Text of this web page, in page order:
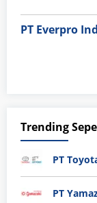
Trending
PT
PT